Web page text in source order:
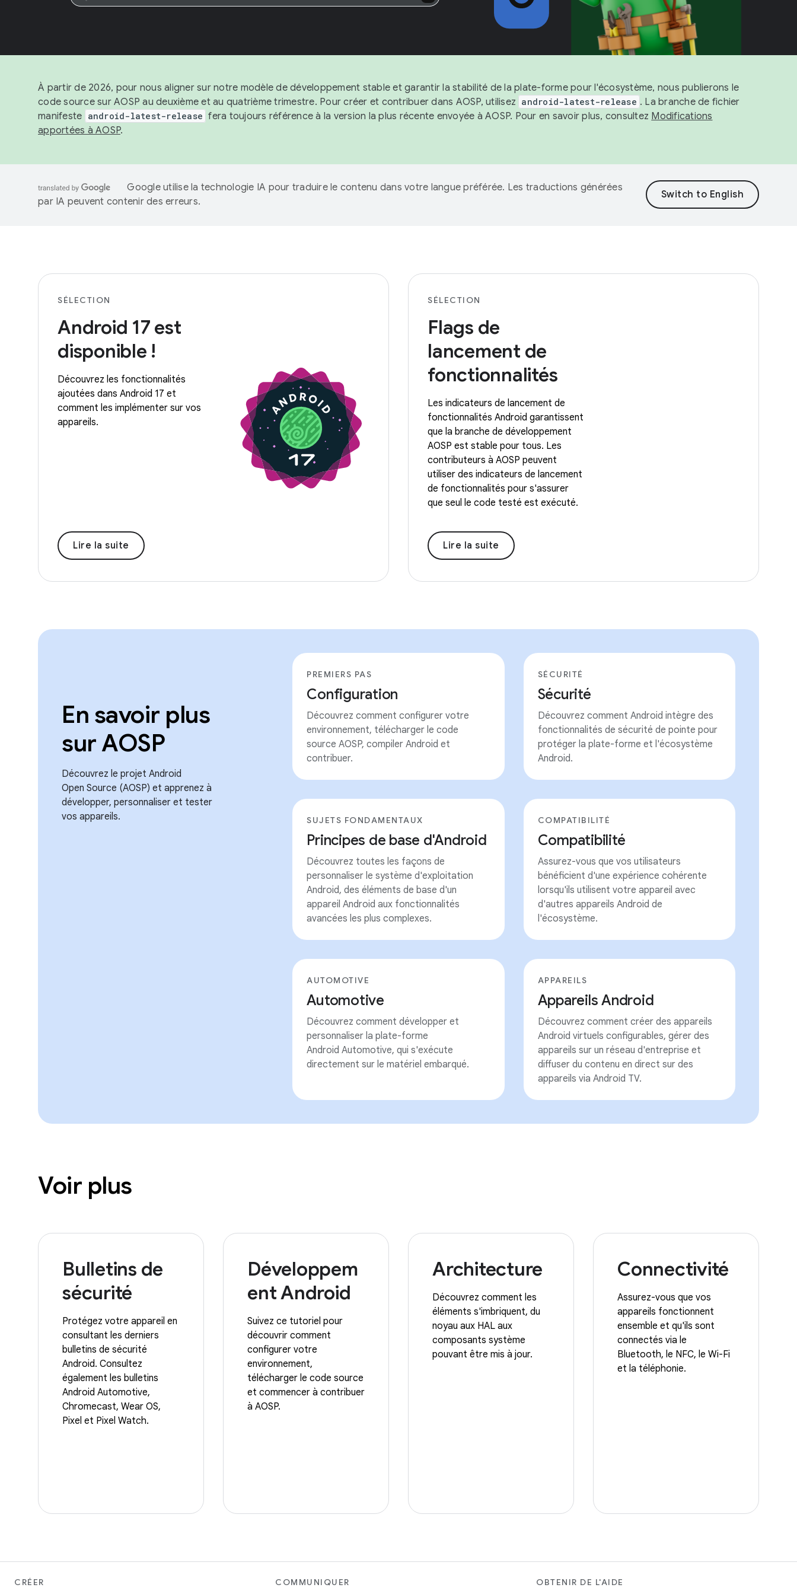
À partir de 2026, pour nous aligner sur notre modèle de développement stable et garantir la stabilité de la plate-forme pour l'écosystème, nous publierons le
code source sur AOSP au deuxième et au quatrième trimestre. Pour créer et contribuer dans AOSP, utilisez android-latest-release . La branche de fichier
manifeste android-latest-release fera toujours référence à la version la plus récente envoyée à AOSP. Pour en savoir plus, consultez Modifications
apportées à AOSP.
Google utilise la technologie IA pour traduire le contenu dans votre langue préférée. Les traductions générées
par IA peuvent contenir des erreurs.
SÉLECTION
Android 17 est
disponible !
Découvrez les fonctionnalités
ajoutées dans Android 17 et
comment les implémenter sur vos
appareils.
Lire la suite
SÉLECTION
Flags de
lancement de
fonctionnalités
Les indicateurs de lancement de
fonctionnalités Android garantissent
que la branche de développement
AOSP est stable pour tous. Les
contributeurs à AOSP peuvent
utiliser des indicateurs de lancement
de fonctionnalités pour s'assurer
que seul le code testé est exécuté.
Lire la suite
En savoir plus
sur AOSP
Découvrez le projet Android
Open Source (AOSP) et apprenez à
développer, personnaliser et tester
vos appareils.
PREMIERS PAS
Configuration
Découvrez comment configurer votre
environnement, télécharger le code
source AOSP, compiler Android et
contribuer.
SÉCURITÉ
Sécurité
Découvrez comment Android intègre des
fonctionnalités de sécurité de pointe pour
protéger la plate-forme et l'écosystème
Android.
SUJETS FONDAMENTAUX
Principes de base d'Android
Découvrez toutes les façons de
personnaliser le système d'exploitation
Android, des éléments de base d'un
appareil Android aux fonctionnalités
avancées les plus complexes.
COMPATIBILITÉ
Compatibilité
Assurez-vous que vos utilisateurs
bénéficient d'une expérience cohérente
lorsqu'ils utilisent votre appareil avec
d'autres appareils Android de
l'écosystème.
AUTOMOTIVE
Automotive
Découvrez comment développer et
personnaliser la plate-forme
Android Automotive, qui s'exécute
directement sur le matériel embarqué.
APPAREILS
Appareils Android
Découvrez comment créer des appareils
Android virtuels configurables, gérer des
appareils sur un réseau d'entreprise et
diffuser du contenu en direct sur des
appareils via Android TV.
Voir plus
Bulletins de
sécurité
Protégez votre appareil en
consultant les derniers
bulletins de sécurité
Android. Consultez
également les bulletins
Android Automotive,
Chromecast, Wear OS,
Pixel et Pixel Watch.
Développem
ent Android
Suivez ce tutoriel pour
découvrir comment
configurer votre
environnement,
télécharger le code source
et commencer à contribuer
à AOSP.
Architecture
Découvrez comment les
éléments s'imbriquent, du
noyau aux HAL aux
composants système
pouvant être mis à jour.
Connectivité
Assurez-vous que vos
appareils fonctionnent
ensemble et qu'ils sont
connectés via le
Bluetooth, le NFC, le Wi-Fi
et la téléphonie.
CRÉER COMMUNIQUER OBTENIR DE L'AIDE